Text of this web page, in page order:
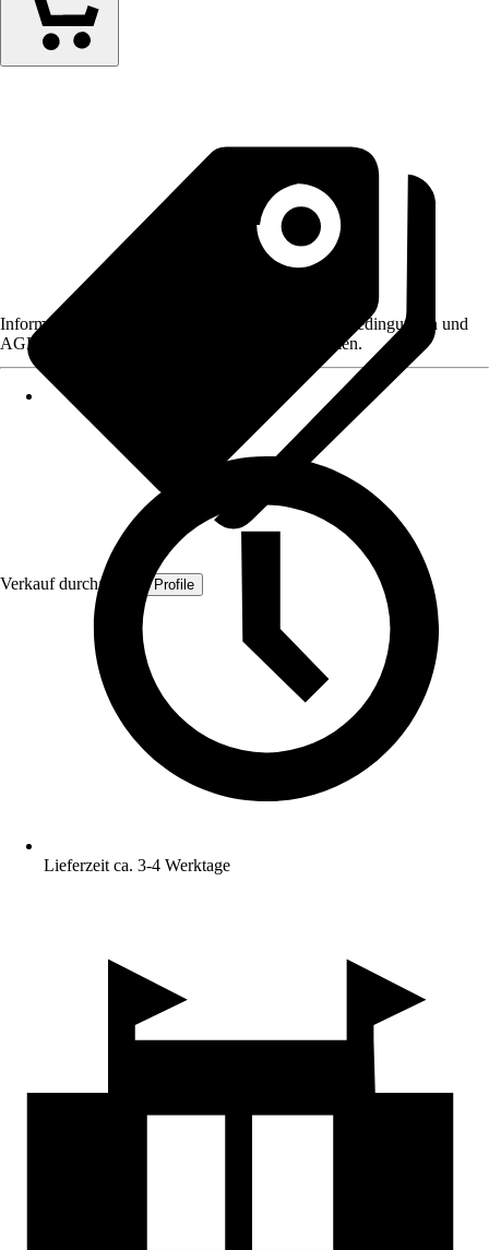
Verkauf durch: Quest Profile
Informationen des Verkäufers, wie z. B. Rückgabebedingungen und
AGB, finden Sie bei Klick auf den Verkäufernamen.
Lieferzeit ca. 3-4 Werktage